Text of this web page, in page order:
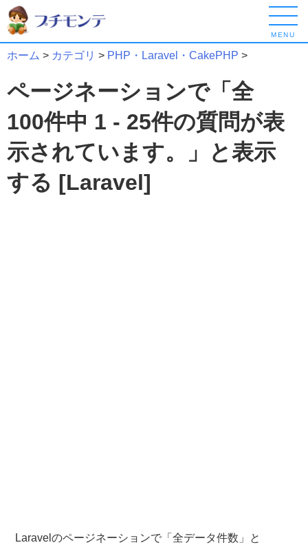
MENU
ホーム > カテゴリ > PHP・Laravel・CakePHP >
ページネーションで「全
100件中 1 - 25件の質問が表
示されています。」と表示
する [Laravel]
Laravelのページネーションで「全データ件数」と